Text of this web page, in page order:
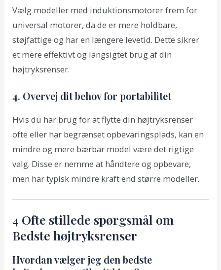
Vælg modeller med induktionsmotorer frem for
universal motorer, da de er mere holdbare,
støjfattige og har en længere levetid. Dette sikrer
et mere effektivt og langsigtet brug af din
højtryksrenser.
4. Overvej dit behov for portabilitet
Hvis du har brug for at flytte din højtryksrenser
ofte eller har begrænset opbevaringsplads, kan en
mindre og mere bærbar model være det rigtige
valg. Disse er nemme at håndtere og opbevare,
men har typisk mindre kraft end større modeller.
4 Ofte stillede spørgsmål om
Bedste højtryksrenser
Hvordan vælger jeg den bedste